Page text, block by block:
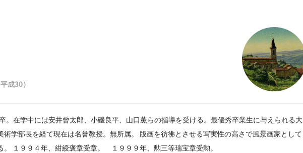
成30）
。在学中には安井曾太郎、小磯良平、山口薫らの指導を受ける。最優秀卒業生に与えられる大
術学部長を経て現在は名誉教授。無所属。 版画を彷彿とさせる写実性の高さで風景画家として
。 １９９４年、紺綬褒章受章。 １９９９年、勲三等瑞宝章受勲。